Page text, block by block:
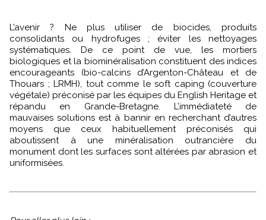
L’avenir ? Ne plus utiliser de biocides, produits
consolidants ou hydrofuges ; éviter les nettoyages
systématiques. De ce point de vue, les mortiers
biologiques et la biominéralisation constituent des indices
encourageants (bio-calcins d’Argenton-Château et de
Thouars ; LRMH), tout comme le soft caping (couverture
végétale) préconisé par les équipes du English Heritage et
répandu en Grande-Bretagne. L’immédiateté de
mauvaises solutions est à bannir en recherchant d’autres
moyens que ceux habituellement préconisés qui
aboutissent à une minéralisation outrancière du
monument dont les surfaces sont altérées par abrasion et
uniformisées.